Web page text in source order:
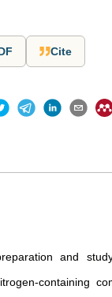
Cite
and
containing